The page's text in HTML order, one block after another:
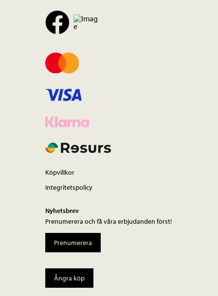
Köpvillkor
Integritetspolicy
Nyhetsbrev
Prenumerera och få våra erbjudanden först!
Prenumerera
Ångra köp